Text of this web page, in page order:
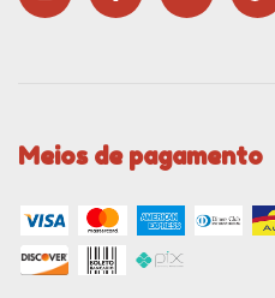
Meios de pagamento